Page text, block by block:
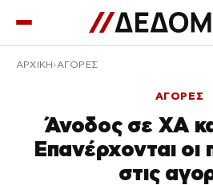
ΑΡΧΙΚΉ ΑΓΟΡΕΣ
ΑΓΟΡΕΣ
Άνοδος σε ΧΑ
Επανέρχονται οι
στις